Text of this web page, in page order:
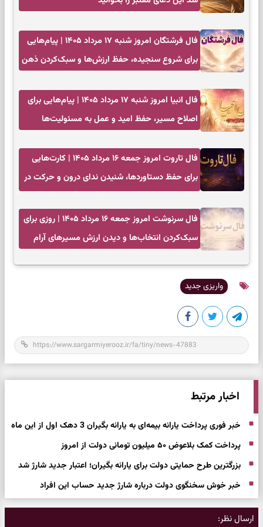
فال فرشتگان امروز شنبه ۱۷ مرداد ۱۴۰۵ | پیام‌هایی
برای شروع سنجیده، حفظ ارزش‌ها و سبک‌کردن ذهن
فال انبیا امروز شنبه ۱۷ مرداد ۱۴۰۵ | پیام‌هایی برای
اصلاح مسیر، حفظ امید و عمل به مسئولیت‌ها
فال تاروت امروز جمعه ۱۶ مرداد ۱۴۰۵ | کارت‌هایی
برای حفظ دستاوردها، شنیدن ندای درون و حرکت در
فال سرنوشت امروز جمعه ۱۶ مرداد ۱۴۰۵ | روزی برای
سبک‌کردن انتخاب‌ها و دیدن ارزش مسیرهای آرام
واریزی جدید
اخبار مرتبط
خبر فوری پرداخت یارانه بیمه‌ای به یارانه بگیران 3 دهک اول از این ماه
پرداخت کمک بلاعوض ۵۰ میلیون تومانی دولت از امروز
بزرگترین طرح حمایتی دولت برای یارانه بگیران؛ اعتبار جدید شارژ شد
خبر خوش سخنگوی دولت درباره شارژ جدید حساب این افراد
ارسال نظر: